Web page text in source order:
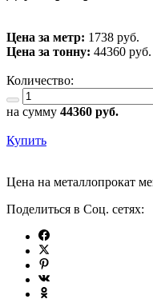
Цена за метр: 1738 руб.
Цена за тонну: 44360 руб.
Количество:
на сумму 44360 руб.
Купить
Цена на металлопрокат
Поделиться в Соц. сетях: